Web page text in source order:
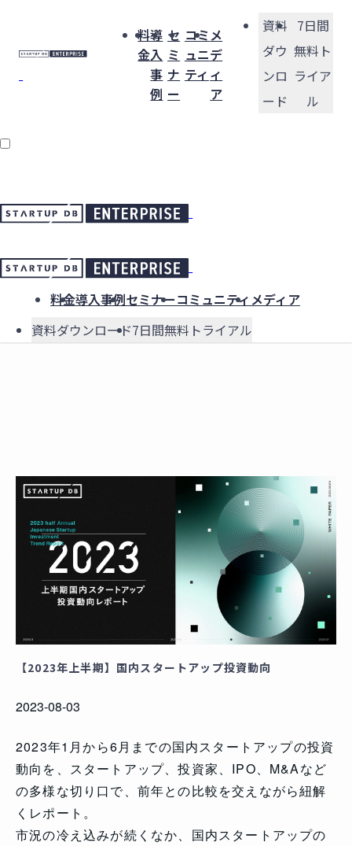
料
金
導
入
事
例
セ
ミ
ナ
ー
コミ
ュニ
ティ
メ
デ
ィ
ア
資料
ダウ
ンロ
ード
7日間
無料ト
ライア
ル
料金導入事例セミナーコミュニティ メディア
資料ダウンロード7日間無料トライアル
【2023年上半期】国内スタートアップ投資動向
2023-08-03
2023年1月から6月までの国内スタートアップの投資
動向を、スタートアップ、投資家、IPO、M&Aなど
の多様な切り口で、前年との比較を交えながら紐解
くレポート。
市況の冷え込みが続くなか、国内スタートアップの